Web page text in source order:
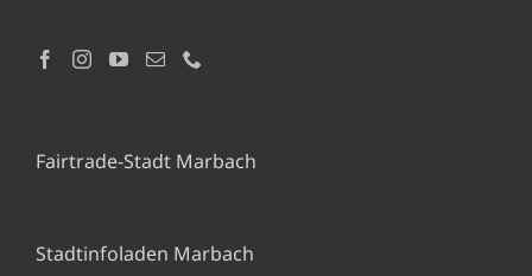
Fairtrade-Stadt Marbach
Stadtinfoladen Marbach